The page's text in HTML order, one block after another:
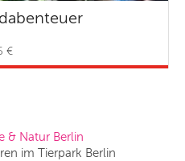
€
& Natur Berlin
im Tierpark Berlin